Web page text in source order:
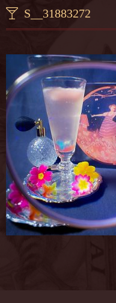
S__31883272